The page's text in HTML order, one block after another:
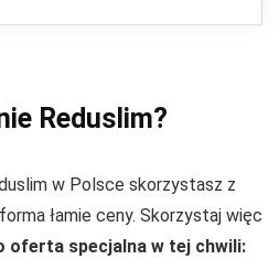
Reduslim?
w Polsce skorzystasz z
łamie ceny. Skorzystaj więc
oferta specjalna w tej chwili: